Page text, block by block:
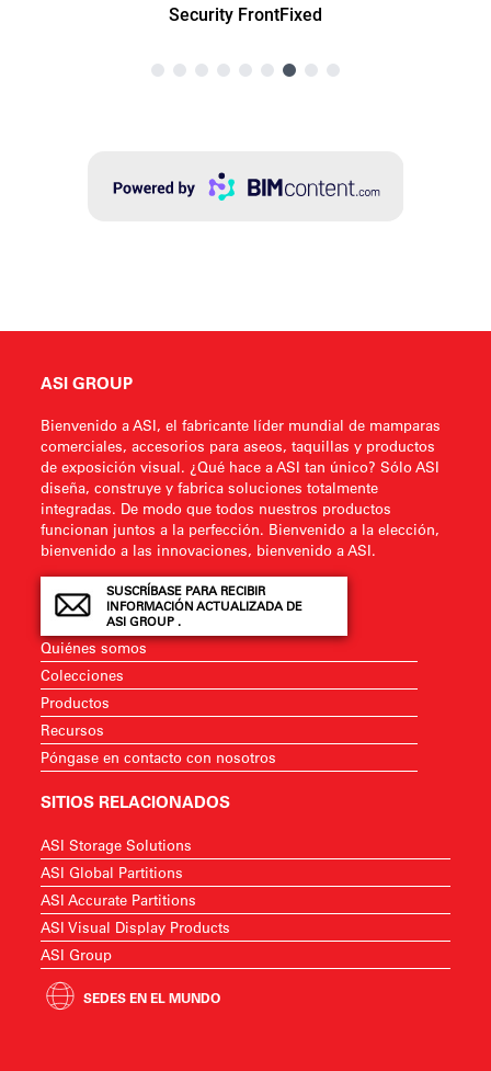
ASI GROUP
Bienvenido a ASI, el fabricante líder mundial de mamparas
comerciales, accesorios para aseos, taquillas y productos
de exposición visual. ¿Qué hace a ASI tan único? Sólo ASI
diseña, construye y fabrica soluciones totalmente
integradas. De modo que todos nuestros productos
funcionan juntos a la perfección. Bienvenido a la elección,
bienvenido a las innovaciones, bienvenido a ASI.
SUSCRÍBASE PARA RECIBIR
INFORMACIÓN ACTUALIZADA DE
ASI GROUP .
Quiénes somos
Colecciones
Productos
Recursos
Póngase en contacto con nosotros
SITIOS RELACIONADOS
ASI Storage Solutions
ASI Global Partitions
ASI Accurate Partitions
ASI Visual Display Products
ASI Group
SEDES EN EL MUNDO